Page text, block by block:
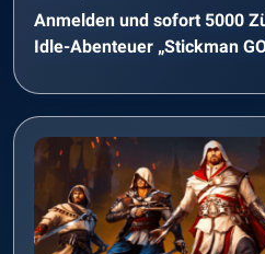
Anmelden und sofort 5000
Idle-Abenteuer „Stickman